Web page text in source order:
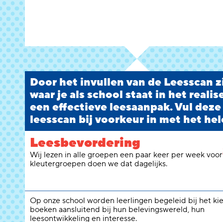
Door het invullen van de Leesscan
waar je als school staat in het
een effectieve leesaanpak. Vul deze
leesscan bij voorkeur in met het
Leesbevordering
Wij lezen in alle groepen een paar keer per week voor
kleutergroepen doen we dat dagelijks.
Op onze school worden leerlingen begeleid bij het
boeken aansluitend bij hun belevingswereld, hun
leesontwikkeling en interesse.